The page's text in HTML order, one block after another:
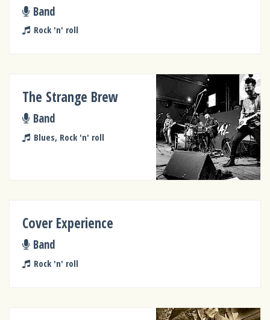
Band
Rock 'n' roll
The Strange Brew
Band
Blues, Rock 'n' roll
Cover Experience
Band
Rock 'n' roll